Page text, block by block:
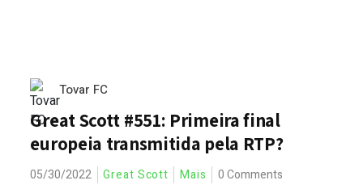
Tovar FC
Great Scott #551: Primeira final
europeia transmitida pela RTP?
05/30/2022 Great Scott Mais 0 Comments